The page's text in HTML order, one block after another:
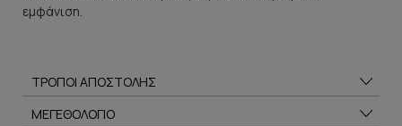
εμφάνιση.
ΤΡΟΠΟΙ ΑΠΟΣΤΟΛΗΣ
ΜΕΓΕΘΟΛΟΓΙΟ